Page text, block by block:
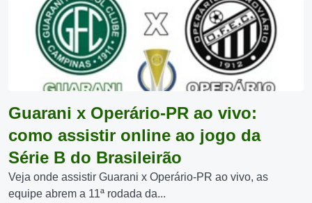
Guarani x Operário-PR ao vivo:
como assistir online ao jogo da
Série B do Brasileirão
Veja onde assistir Guarani x Operário-PR ao vivo, as
equipe abrem a 11ª rodada da...